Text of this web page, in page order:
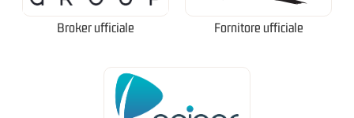
Broker ufficiale Fornitore ufficiale